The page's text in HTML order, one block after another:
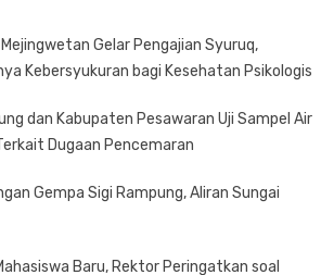
Gelar Pengajian Syuruq,
Kebersyukuran bagi Kesehatan Psikologis
dan Kabupaten Pesawaran Uji Sampel Air
Dugaan Pencemaran
Gempa Sigi Rampung, Aliran Sungai
Baru, Rektor Peringatkan soal